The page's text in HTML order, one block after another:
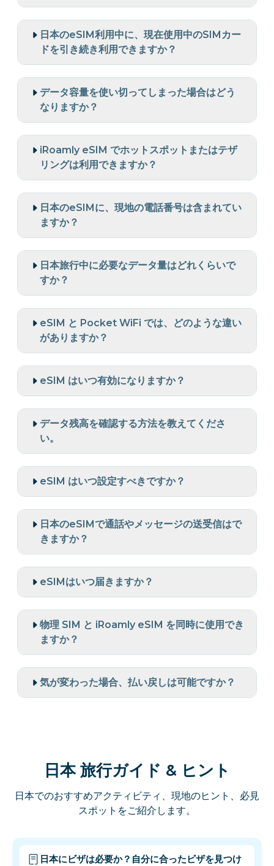
日本のeSIM利用中に、現在使用中のSIMカー
ドを引き続き利用できますか？
データ容量を使い切ってしまった場合はどう
なりますか？
iRoamly eSIM でホットスポットまたはテザ
リングは利用できますか？
日本のeSIMに、現地の電話番号は含まれてい
ますか？
日本旅行中に必要なデータ量はどれくらいで
すか？
eSIM と Pocket WiFi では、どのような違い
がありますか？
eSIM はいつ有効になりますか？
データ残高を確認する方法を教えてくださ
い。
eSIM はいつ設定すべきですか？
日本のeSIMで通話やメッセージの送受信はで
きますか？
eSIMはいつ届きますか？
物理 SIM と iRoamly eSIM を同時に使用でき
ますか？
気が変わった場合、払い戻しは可能ですか？
日本 旅行ガイド & ヒント
日本でのおすすめアクティビティ、現地のヒント、必見
スポットをご紹介します。
日本にビザは必要か？自分に合ったビザを見つけ